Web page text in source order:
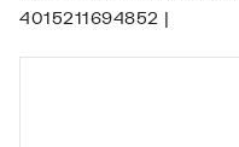
4015211694852 |